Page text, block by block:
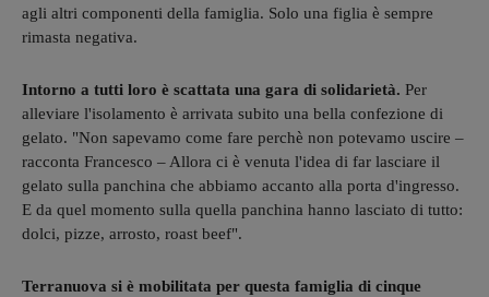
agli altri componenti della famiglia. Solo una figlia è sempre
rimasta negativa.
Intorno a tutti loro è scattata una gara di solidarietà. Per
alleviare l'isolamento è arrivata subito una bella confezione di
gelato. "Non sapevamo come fare perchè non potevamo uscire –
racconta Francesco – Allora ci è venuta l'idea di far lasciare il
gelato sulla panchina che abbiamo accanto alla porta d'ingresso.
E da quel momento sulla quella panchina hanno lasciato di tutto:
dolci, pizze, arrosto, roast beef".
Terranuova si è mobilitata per questa famiglia di cinque